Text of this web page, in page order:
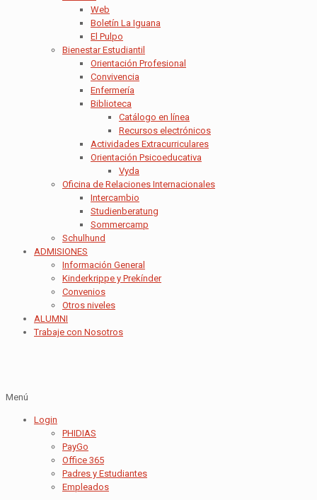
Web
Boletín La Iguana
El Pulpo
Bienestar Estudiantil
Orientación Profesional
Convivencia
Enfermería
Biblioteca
Catálogo en línea
Recursos electrónicos
Actividades Extracurriculares
Orientación Psicoeducativa
Vyda
Oficina de Relaciones Internacionales
Intercambio
Studienberatung
Sommercamp
Schulhund
ADMISIONES
Información General
Kinderkrippe y Prekínder
Convenios
Otros niveles
ALUMNI
Trabaje con Nosotros
Menú
Login
PHIDIAS
PayGo
Office 365
Padres y Estudiantes
Empleados